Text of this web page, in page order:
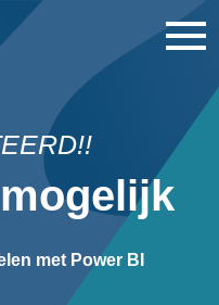
met Power BI